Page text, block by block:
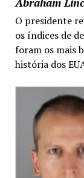
O presidente
os índices de
foram os mais
história dos